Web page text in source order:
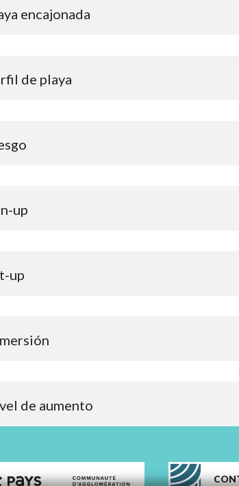
encajonada
de playa
up
up
de aumento